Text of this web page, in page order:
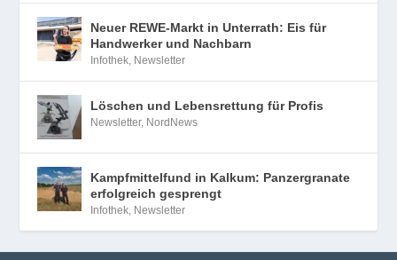
Neuer REWE-Markt in Unterrath: Eis für
Handwerker und Nachbarn
Infothek Newsletter
Löschen und Lebensrettung für Profis
Newsletter, NordNews
Kampfmittelfund in Kalkum: Panzergranate
erfolgreich gesprengt
Infothek Newsletter